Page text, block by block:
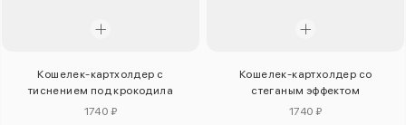
Кошелек-картхолдер с
тиснением под крокодила
1740 ₽
Кошелек-картхолдер со
стеганым эффектом
1740 ₽